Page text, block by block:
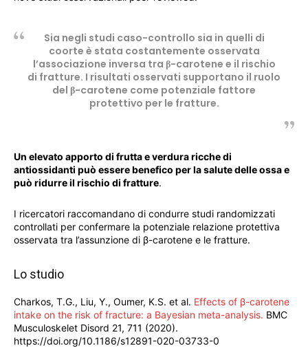
Sia negli studi caso-controllo sia in quelli di
coorte è stata costantemente osservata
l’associazione inversa tra β-carotene e il rischio
di fratture. I risultati osservati supportano il ruolo
del β-carotene come potenziale fattore
protettivo per le fratture.
Un elevato apporto di frutta e verdura ricche di
antiossidanti può essere benefico per la salute delle ossa e
può ridurre il rischio di fratture.
I ricercatori raccomandano di condurre studi randomizzati
controllati per confermare la potenziale relazione protettiva
osservata tra l’assunzione di β-carotene e le fratture.
Lo studio
Charkos, T.G., Liu, Y., Oumer, K.S. et al. Effects of β-carotene
intake on the risk of fracture: a Bayesian meta-analysis. BMC
Musculoskelet Disord 21, 711 (2020).
https://doi.org/10.1186/s12891-020-03733-0